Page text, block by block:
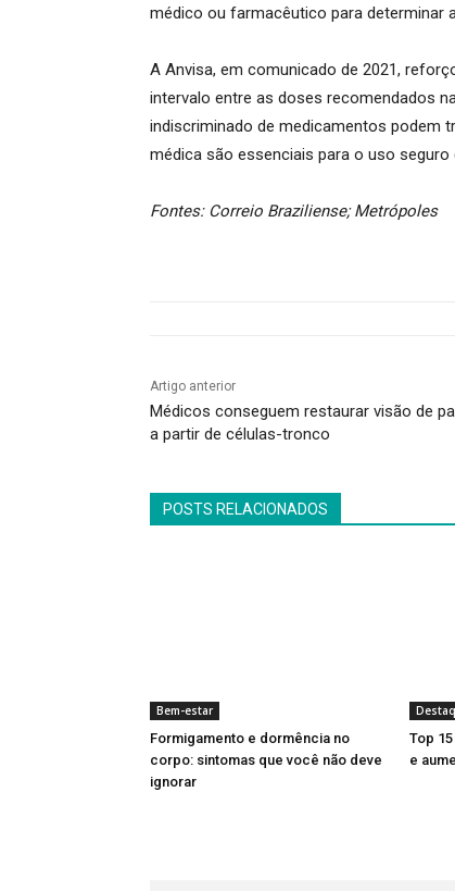
médico ou farmacêutico para determinar
A Anvisa, em comunicado de 2021,
intervalo entre as doses recomendados
indiscriminado de medicamentos podem
médica são essenciais para o uso
Fontes: Correio Braziliense; Metrópoles
Artigo anterior
Médicos conseguem restaurar visão de
a partir de células-tronco
POSTS RELACIONADOS
Bem-estar
Formigamento e dormência no
corpo: sintomas que você não deve
ignorar
Top
e